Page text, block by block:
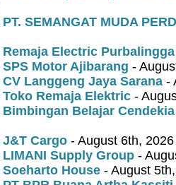
SEMANGAT MUDA
Electric Purbalingga
Motor Ajibarang -
Langgeng Jaya Sarana -
Remaja Elektric -
Belajar
Cargo - August 6th, 2026
Supply Group -
House - August